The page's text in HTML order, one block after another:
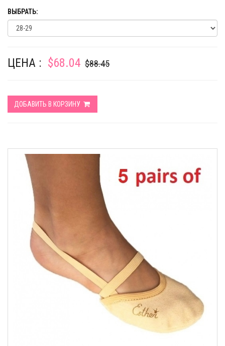
ВЫБРАТЬ:
ЦЕНА : $68.04 $88.45
ДОБАВИТЬ В КОРЗИНУ